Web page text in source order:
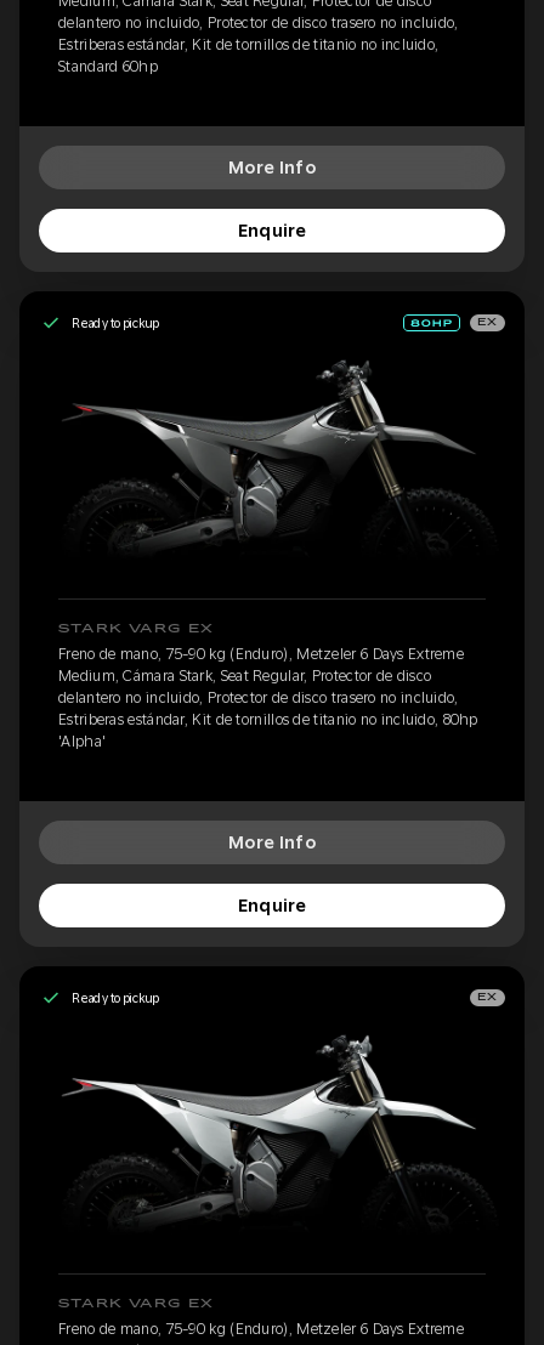
delantero no incluido, Protector de disco trasero no incluido,
Estriberas estándar, Kit de tornillos de titanio no incluido,
Standard 60hp
More Info
Enquire
Ready to pickup EX
STARK VARG EX
Freno de mano, 75-90 kg (Enduro), Metzeler 6 Days Extreme
Medium, Cámara Stark, Seat Regular, Protector de disco
delantero no incluido, Protector de disco trasero no incluido,
Estriberas estándar, Kit de tornillos de titanio no incluido, 80hp
'Alpha'
More Info
Enquire
Ready to pickup EX
STARK VARG EX
Freno de mano, 75-90 kg (Enduro), Metzeler 6 Days Extreme